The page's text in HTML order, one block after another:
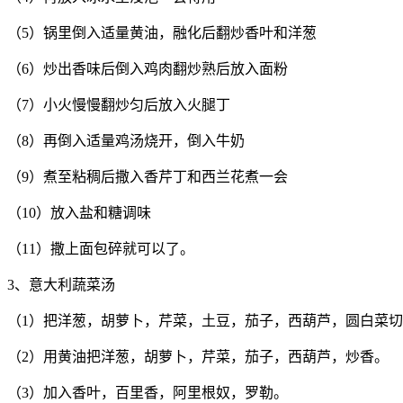
（5）锅里倒入适量黄油，融化后翻炒香叶和洋葱
（6）炒出香味后倒入鸡肉翻炒熟后放入面粉
（7）小火慢慢翻炒匀后放入火腿丁
（8）再倒入适量鸡汤烧开，倒入牛奶
（9）煮至粘稠后撒入香芹丁和西兰花煮一会
（10）放入盐和糖调味
（11）撒上面包碎就可以了。
3、意大利蔬菜汤
（1）把洋葱，胡萝卜，芹菜，土豆，茄子，西葫芦，圆白菜
（2）用黄油把洋葱，胡萝卜，芹菜，茄子，西葫芦，炒香。
（3）加入香叶，百里香，阿里根奴，罗勒。